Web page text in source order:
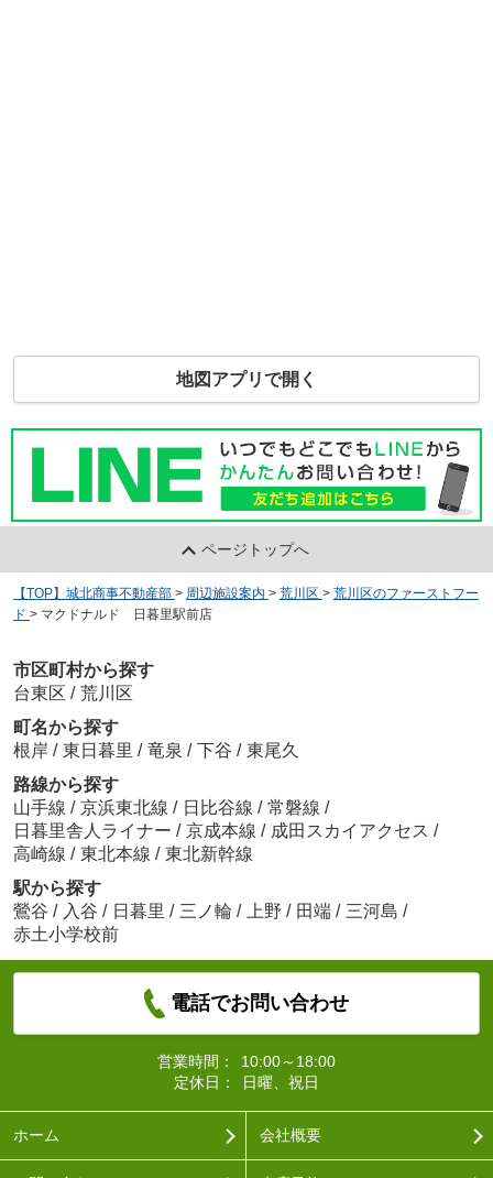
地図アプリで開く
ページトップへ
【TOP】城北商事不動産部 > 周辺施設案内 > 荒川区 > 荒川区のファーストフー
ド > マクドナルド 日暮里駅前店
市区町村から探す
台東区 / 荒川区
町名から探す
根岸 / 東日暮里 / 竜泉 / 下谷 / 東尾久
路線から探す
山手線 / 京浜東北線 / 日比谷線 / 常磐線 /
日暮里舎人ライナー / 京成本線 / 成田スカイアクセス /
高崎線 / 東北本線 / 東北新幹線
駅から探す
鶯谷 / 入谷 / 日暮里 / 三ノ輪 / 上野 / 田端 / 三河島 /
赤土小学校前
電話でお問い合わせ
営業時間：
10:00～18:00
定休日：
日曜、祝日
ホーム 会社概要